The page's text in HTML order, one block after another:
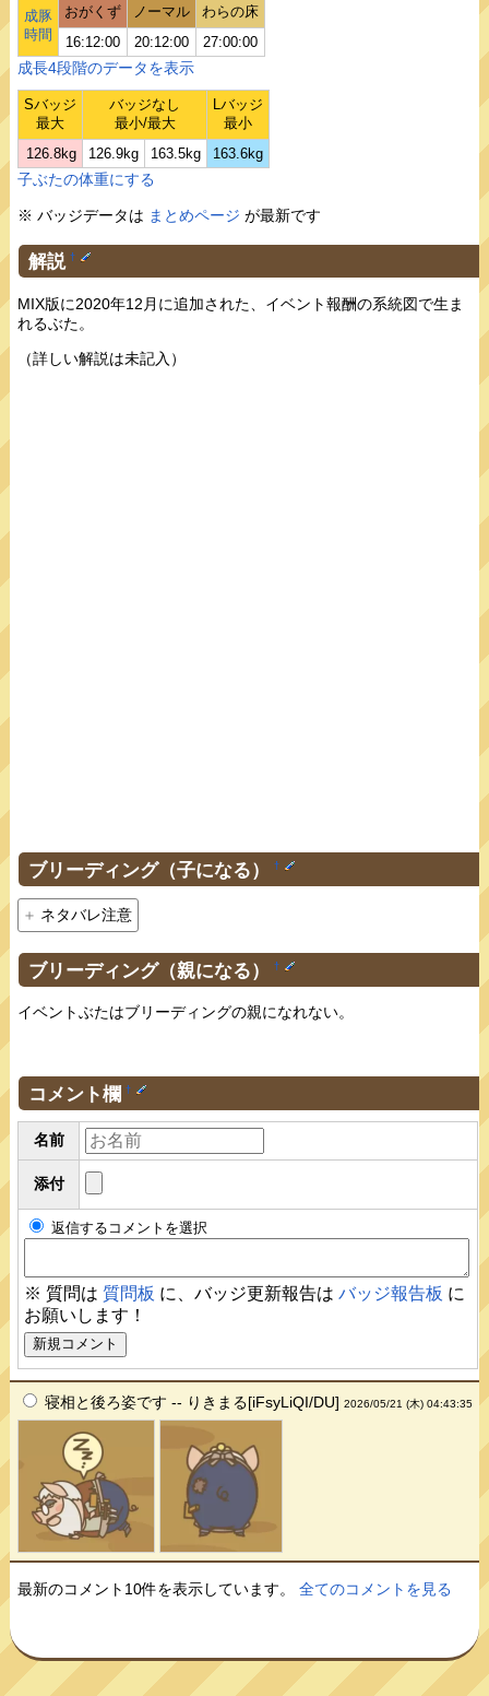
成豚
時間
おがくず ノーマル
わらの床
16:12:00
20:12:00 27:00:00
成長4段階のデータを表示
Sバッジ
最大
バッジなし
最小/最大
Lバッジ
最小
126.8kg
126.9kg 163.5kg 163.6kg
子ぶたの体重にする
※ バッジデータは まとめページ が最新です
解説 †
MIX版に2020年12月に追加された、イベント報酬の系統図で生ま
れるぶた。
（詳しい解説は未記入）
ブリーディング（子になる） †
ネタバレ注意
ブリーディング（親になる） †
イベントぶたはブリーディングの親になれない。
コメント欄 †
名前
添付
返信するコメントを選択
※ 質問は 質問板 に、バッジ更新報告はバッジ報告板 に
お願いします！
寝相と後ろ姿です -- りきまる[iFsyLiQI/DU]2026/05/21 (木) 04:43:35
最新のコメント10件を表示しています。全てのコメントを見る